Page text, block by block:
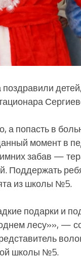
а попасть в
момент в
забав —
Поддержать
из школы №5.
подарки и
лесу»», —
школы №5.